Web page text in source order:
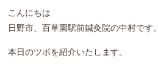
こんにちは
日野市、百草園駅前鍼灸院の中村です。
本日のツボを紹介いたします。